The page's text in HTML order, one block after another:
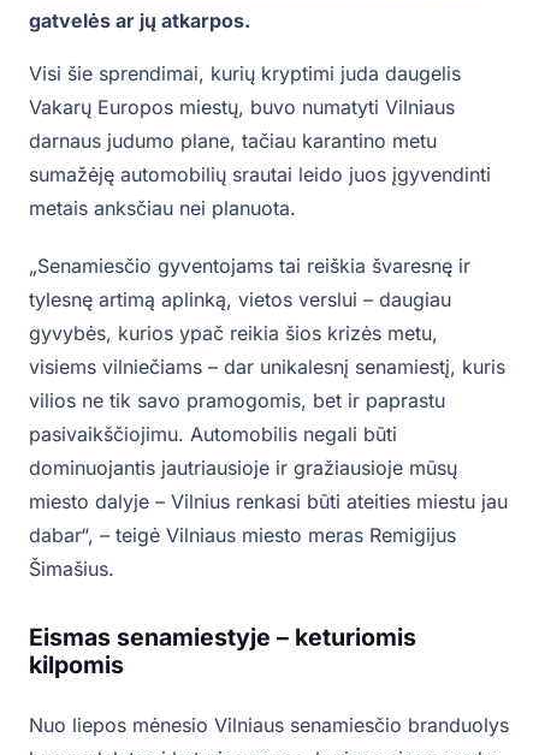
gatvelės ar jų atkarpos.
Visi šie sprendimai, kurių kryptimi juda daugelis
Vakarų Europos miestų, buvo numatyti Vilniaus
darnaus judumo plane, tačiau karantino metu
sumažėję automobilių srautai leido juos įgyvendinti
metais anksčiau nei planuota.
„Senamiesčio gyventojams tai reiškia švaresnę ir
tylesnę artimą aplinką, vietos verslui – daugiau
gyvybės, kurios ypač reikia šios krizės metu,
visiems vilniečiams – dar unikalesnį senamiestį, kuris
vilios ne tik savo pramogomis, bet ir paprastu
pasivaikščiojimu. Automobilis negali būti
dominuojantis jautriausioje ir gražiausioje mūsų
miesto dalyje – Vilnius renkasi būti ateities miestu jau
dabar“, – teigė Vilniaus miesto meras Remigijus
Šimašius.
Eismas senamiestyje – keturiomis
kilpomis
Nuo liepos mėnesio Vilniaus senamiesčio branduolys